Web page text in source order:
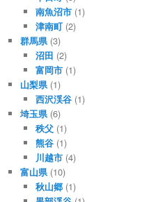
南魚沼市 (1)
津南町 (2)
群馬県(3)
沼田 (2)
富岡市 (1)
山梨県(1)
西沢渓谷 (1)
埼玉県(6)
秩父 (1)
熊谷 (1)
川越市 (4)
富山県(10)
秋山郷 (1)